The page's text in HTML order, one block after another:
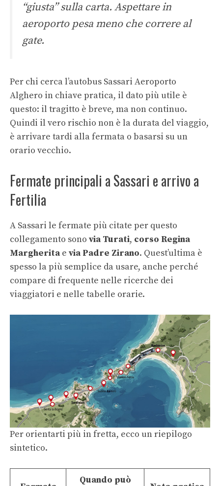
“giusta” sulla carta. Aspettare in
aeroporto pesa meno che correre al
gate.
Per chi cerca l’autobus Sassari Aeroporto
Alghero in chiave pratica, il dato più utile è
questo: il tragitto è breve, ma non continuo.
Quindi il vero rischio non è la durata del viaggio,
è arrivare tardi alla fermata o basarsi su un
orario vecchio.
Fermate principali a Sassari e arrivo a
Fertilia
A Sassari le fermate più citate per questo
collegamento sono via Turati, corso Regina
Margherita e via Padre Zirano. Quest’ultima è
spesso la più semplice da usare, anche perché
compare di frequente nelle ricerche dei
viaggiatori e nelle tabelle orarie.
Per orientarti più in fretta, ecco un riepilogo
sintetico.
Quando può